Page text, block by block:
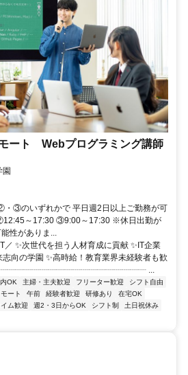
ート Webプログラミング講師
園
③のいずれかで 平日週2日以上ご勤務が可
～17:30 ③9:00～17:30 ※休日出勤が
性がありま...
／ ✨次世代を担う人材育成に貢献 ✨IT企業
向の学園 ✨高時給！教育業界未経験者も歓
┈┈┈┈┈┈┈┈┈┈┈┈┈┈┈┈┈┈┈┈ ...
OK 主婦・主夫歓迎 フリーター歓迎
シフト自由
ート 午前 経験者歓迎 研修あり
在宅OK
ム歓迎 週2・3日からOK シフト制
土日祝休み